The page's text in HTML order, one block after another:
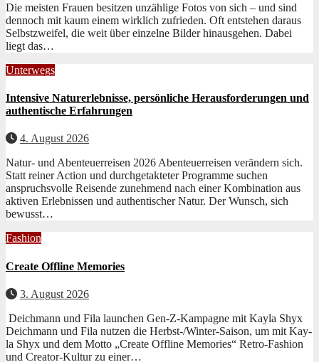
Die meis­ten Frauen besitzen unzäh­lige Fotos von sich – und sind
den­noch mit kaum einem wirk­lich zufrieden. Oft entste­hen daraus
Selb­stzweifel, die weit über einzelne Bilder hin­aus­ge­hen. Dabei
liegt das…
Unterwegs
Intensive Naturerlebnisse, persönliche Herausforderungen und
authentische Erfahrungen
4. August 2026
Natur- und Abenteuerreisen 2026 Aben­teuer­reisen verän­dern sich.
Statt rein­er Action und durchge­tak­teter Pro­gramme suchen
anspruchsvolle Reisende zunehmend nach ein­er Kom­bi­na­tion aus
aktiv­en Erleb­nis­sen und authen­tis­ch­er Natur. Der Wun­sch, sich
bewusst…
Fashion
Create Offline Memories
3. August 2026
Deichmann und Fila launchen Gen-Z-Kampagne mit Kayla Shyx
Deich­mann und Fila nutzen die Herb­st-/Win­ter-Sai­son, um mit Kay­
la Shyx und dem Mot­to „Cre­ate Offline Mem­o­ries“ Retro-Fash­ion
und Cre­ator-Kul­tur zu ein­er…